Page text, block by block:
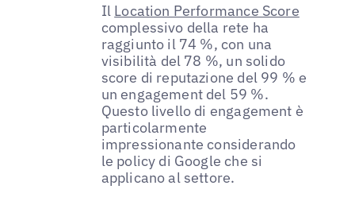
Il Location Performance Score
complessivo della rete ha
raggiunto il 74 %, con una
visibilità del 78 %, un solido
score di reputazione del 99 % e
un engagement del 59 %.
Questo livello di engagement è
particolarmente
impressionante considerando
le policy di Google che si
applicano al settore.